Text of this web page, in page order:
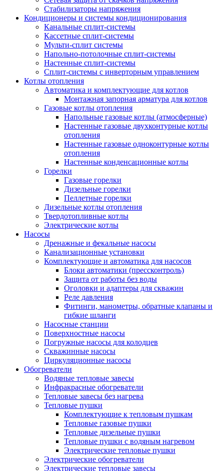
Стабилизаторы напряжения
Кондиционеры и системы кондиционирования
Канальные сплит-системы
Кассетные сплит-системы
Мульти-сплит системы
Напольно-потолочные сплит-системы
Настенные сплит-системы
Сплит-системы с инверторным управлением
Котлы отопления
Автоматика и комплектующие для котлов
Монтажная запорная арматура для котлов
Газовые котлы отопления
Напольные газовые котлы (атмосферные)
Настенные газовые двухконтурные котлы
отопления
Настенные газовые одноконтурные котлы
отопления
Настенные конденсационные котлы
Горелки
Газовые горелки
Дизельные горелки
Пеллетные горелки
Дизельные котлы отопления
Твердотопливные котлы
Электрические котлы
Насосы
Дренажные и фекальные насосы
Канализационные установки
Комплектующие и автоматика для насосов
Блоки автоматики (прессконтроль)
Защита от работы без воды
Оголовки и адаптеры для скважин
Реле давления
Фитинги, манометры, обратные клапаны и
гибкие шланги
Насосные станции
Поверхностные насосы
Погружные насосы для колодцев
Скважинные насосы
Циркуляционные насосы
Обогреватели
Водяные тепловые завесы
Инфракрасные обогреватели
Тепловые завесы без нагрева
Тепловые пушки
Комплектующие к тепловым пушкам
Тепловые газовые пушки
Тепловые дизельные пушки
Тепловые пушки с водяным нагревом
Электрические тепловые пушки
Электрические обогреватели
Электрические тепловые завесы